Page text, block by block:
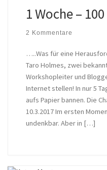
1 Woche –
2 Kommentare
…..Was für eine
Taro Holmes, zwei
Workshopleiter und
Internet stellen! In nur 5
aufs Papier bannen. Die
10.3.2017 Im ersten
undenkbar. Aber in […]